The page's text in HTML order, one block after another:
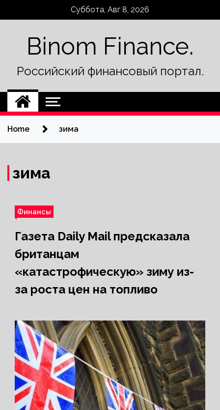
Суббота, Авг 8, 2026
Binom Finance.
Российский финансовый портал.
Home зима
зима
Финансы
Газета Daily Mail предсказала
британцам
«катастрофическую» зиму из-
за роста цен на топливо